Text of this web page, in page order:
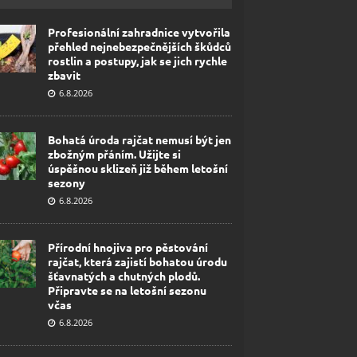
Profesionální zahradnice vytvořila
přehled nejnebezpečnějších škůdců
rostlin a postupy, jak se jich rychle
zbavit
6.8.2026
Bohatá úroda rajčat nemusí být jen
zbožným přáním. Užijte si
úspěšnou sklizeň již během letošní
sezony
6.8.2026
Přírodní hnojiva pro pěstování
rajčat, která zajistí bohatou úrodu
šťavnatých a chutných plodů.
Připravte se na letošní sezonu
včas
6.8.2026